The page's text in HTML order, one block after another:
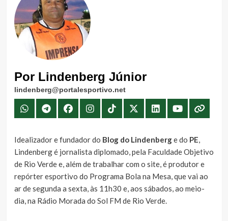
Por Lindenberg Júnior
lindenberg@portalesportivo.net
Idealizador e fundador do Blog do Lindenberge do PE,
Lindenberg é jornalista diplomado, pela Faculdade Objetivo
de Rio Verde e, além de trabalhar com o site, é produtor e
repórter esportivo do Programa Bola na Mesa, que vai ao
ar de segunda a sexta, às 11h30 e, aos sábados, ao meio-
dia, na Rádio Morada do Sol FM de Rio Verde.